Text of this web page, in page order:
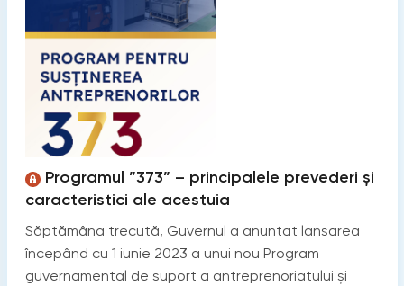
Programul ”373” – principalele prevederi și
caracteristici ale acestuia
Săptămâna trecută, Guvernul a anunțat lansarea
începând cu 1 iunie 2023 a unui nou Program
guvernamental de suport a antreprenoriatului și